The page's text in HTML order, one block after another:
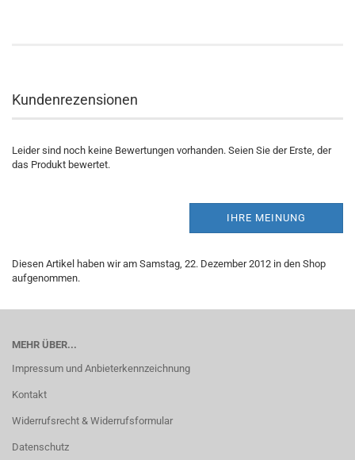
Kundenrezensionen
Leider sind noch keine Bewertungen vorhanden. Seien Sie der Erste, der
das Produkt bewertet.
IHRE MEINUNG
Diesen Artikel haben wir am Samstag, 22. Dezember 2012 in den Shop
aufgenommen.
MEHR ÜBER...
Impressum und Anbieterkennzeichnung
Kontakt
Widerrufsrecht & Widerrufsformular
Datenschutz